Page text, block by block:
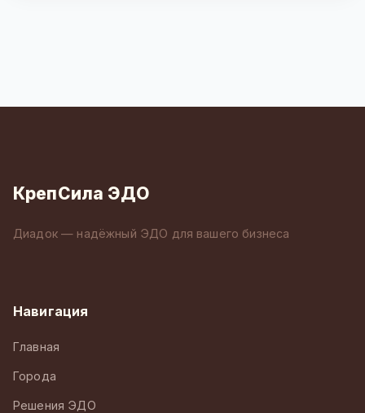
КрепСила ЭДО
Диадок — надёжный ЭДО для вашего бизнеса
Навигация
Главная
Города
Решения ЭДО